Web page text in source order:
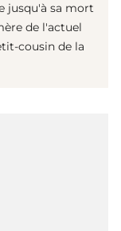
jusqu'à sa mort
de l'actuel
cousin de la